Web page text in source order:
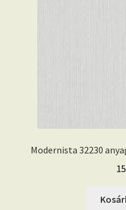
Modernista 32230